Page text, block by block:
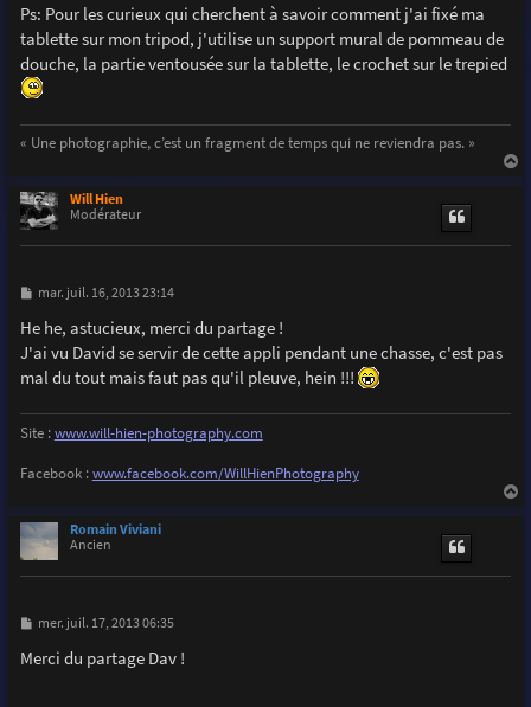
Ps: Pour les curieux qui cherchent à savoir comment j'ai fixé ma
tablette sur mon tripod, j'utilise un support mural de pommeau de
douche, la partie ventousée sur la tablette, le crochet sur le trepied
« Une photographie, c’est un fragment de temps qui ne reviendra pas. »
Will Hien
Modérateur
M
s
s
a
e
mar. juil. 16, 2013 23:14
He he, astucieux, merci du partage !
J'ai vu David se servir de cette appli pendant une chasse, c'est pas
mal du tout mais faut pas qu'il pleuve, hein !!!
Site :www.will-hien-photography.com
Facebook :www.facebook.com/WillHienPhotography
Romain Viviani
Ancien
M
s
s
mer. juil. 17, 2013 06:35
Merci du partage Dav !